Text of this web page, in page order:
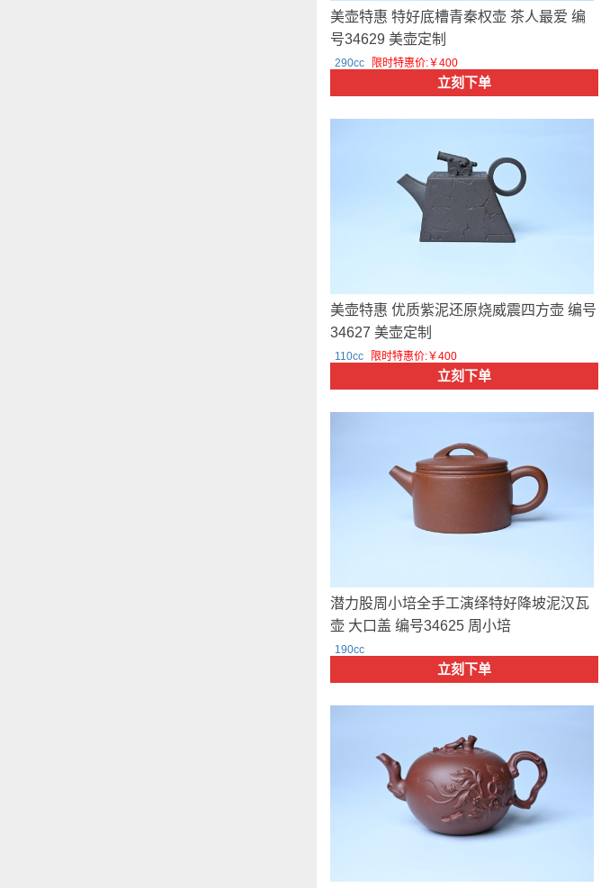
美壶特惠 特好底槽青秦权壶 茶人最爱 编
号34629 美壶定制
290cc 限时特惠价:￥400
立刻下单
美壶特惠 优质紫泥还原烧威震四方壶 编号
34627 美壶定制
110cc 限时特惠价:￥400
立刻下单
潜力股周小培全手工演绎特好降坡泥汉瓦
壶 大口盖 编号34625 周小培
190cc
立刻下单